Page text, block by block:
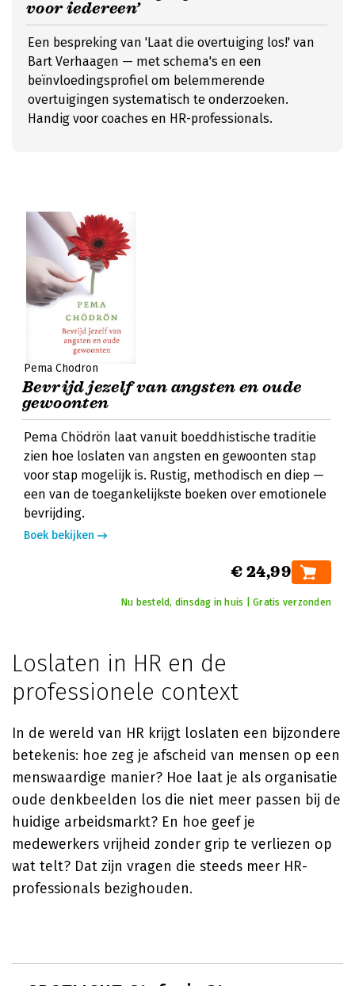
voor iedereen’
Een bespreking van 'Laat die overtuiging los!' van
Bart Verhaagen — met schema's en een
beïnvloedingsprofiel om belemmerende
overtuigingen systematisch te onderzoeken.
Handig voor coaches en HR-professionals.
Pema Chödrön
Bevrijd jezelf van angsten en oude
gewoonten
Pema Chödrön laat vanuit boeddhistische traditie
zien hoe loslaten van angsten en gewoonten stap
voor stap mogelijk is. Rustig, methodisch en diep —
een van de toegankelijkste boeken over emotionele
bevrijding.
Boek bekijken
€ 24,99
Nu besteld, dinsdag in huis | Gratis verzonden
Loslaten in HR en de
professionele context
In de wereld van HR krijgt loslaten een bijzondere
betekenis: hoe zeg je afscheid van mensen op een
menswaardige manier? Hoe laat je als organisatie
oude denkbeelden los die niet meer passen bij de
huidige arbeidsmarkt? En hoe geef je
medewerkers vrijheid zonder grip te verliezen op
wat telt? Dat zijn vragen die steeds meer HR-
professionals bezighouden.